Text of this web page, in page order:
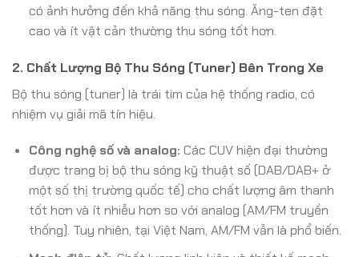
có ảnh hưởng đến khả năng thu sóng. Ăng-ten đặt
cao và ít vật cản thường thu sóng tốt hơn.
2. Chất Lượng Bộ Thu Sóng (Tuner) Bên Trong Xe
Bộ thu sóng (tuner) là trái tim của hệ thống radio, có
nhiệm vụ giải mã tín hiệu.
Công nghệ số và analog: Các CUV hiện đại thường
được trang bị bộ thu sóng kỹ thuật số (DAB/DAB+ ở
một số thị trường quốc tế) cho chất lượng âm thanh
tốt hơn và ít nhiễu hơn so với analog (AM/FM truyền
thống). Tuy nhiên, tại Việt Nam, AM/FM vẫn là phổ biến.